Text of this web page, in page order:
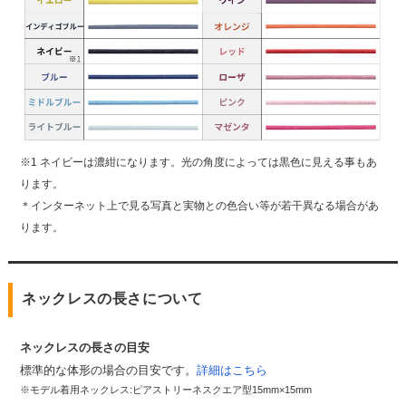
※1 ネイビーは濃紺になります。光の角度によっては黒色に見える事もあ
ります。
＊インターネット上で見る写真と実物との色合い等が若干異なる場合があ
ります。
ネックレスの長さについて
ネックレスの長さの目安
標準的な体形の場合の目安です。 詳細はこちら
※モデル着用ネックレス:ピアストリーネスクエア型15mm×15mm